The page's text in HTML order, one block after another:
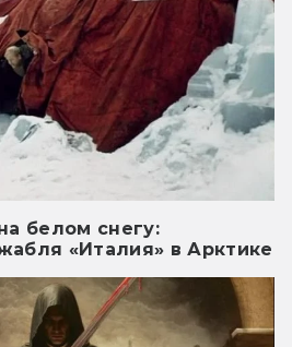
белом снегу:
«Италия» в Арктике